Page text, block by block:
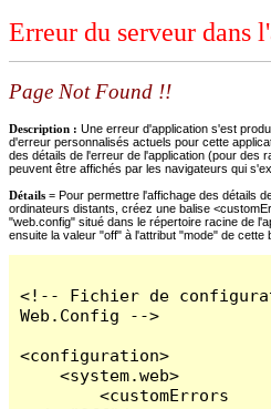
Erreur du serveur dans
Page Not Found !!
Description : Une erreur d'application s'est
d'erreur personnalisés actuels pour cette
des détails de l'erreur de l'application (pour des
peuvent être affichés par les navigateurs qui
Détails = Pour permettre l'affichage des détails
ordinateurs distants, créez une balise
"web.config" situé dans le répertoire racine de
ensuite la valeur "off" à l'attribut "mode" de cette
<!-- Fichier de
Web.Config -->
<configuration>
    <system.web>
        <customErrors